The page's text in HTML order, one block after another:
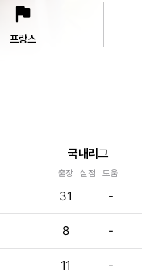
flag
프랑스
국내리그
출장 실점 도움
31 -
8 -
11 -